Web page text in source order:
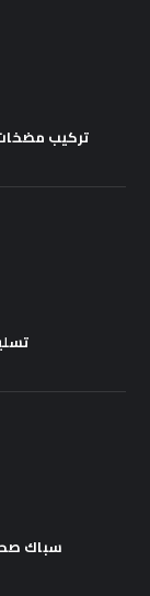
تركيب مضخات في
سباك صحي في